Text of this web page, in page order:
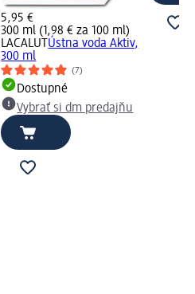
5,95 €
300 ml (1,98 € za 100 ml)
LACALUT Ústna voda Aktiv,
300 ml
(7)
Dostupné
Vybrať si dm predajňu